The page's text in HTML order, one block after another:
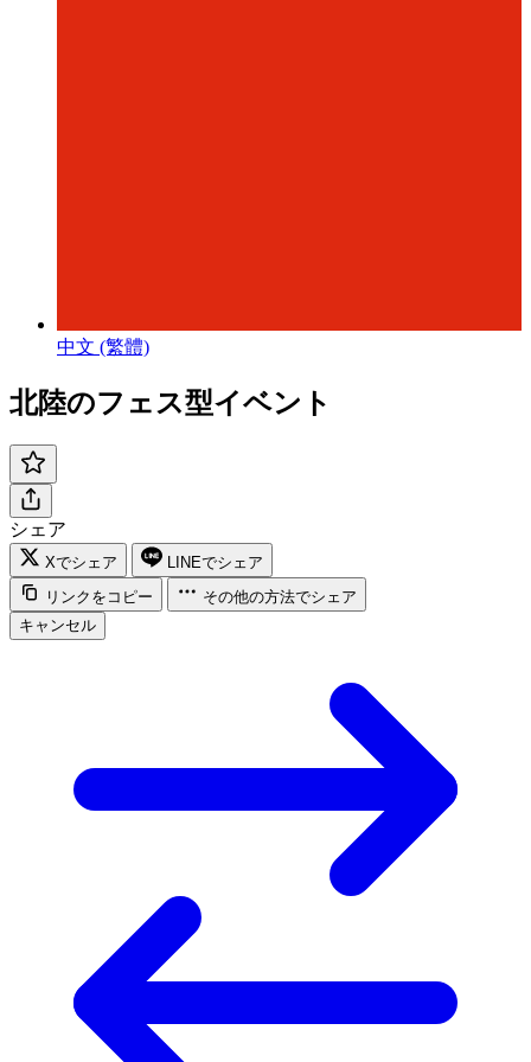
中文 (繁體)
北陸のフェス型イベント
シェア
Xでシェア
LINEでシェア
リンクをコピー
その他の方法でシェア
キャンセル